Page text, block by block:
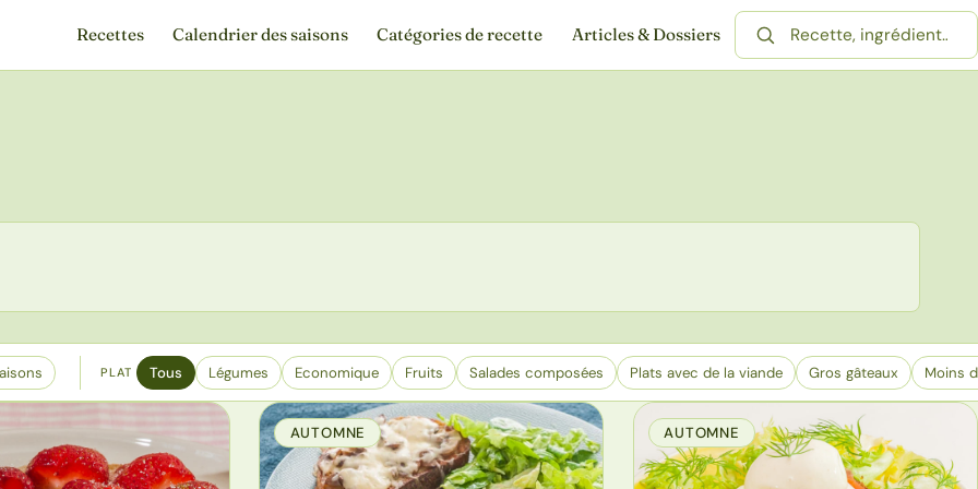
Recettes Calendrier des saisons Catégories de recette Articles & Dossiers
Rechercher une recette
PLAT Tous Légumes Economique Fruits Salades composées Plats avec de la viande Gros gâteaux Moins
AUTOMNE AUTOMNE